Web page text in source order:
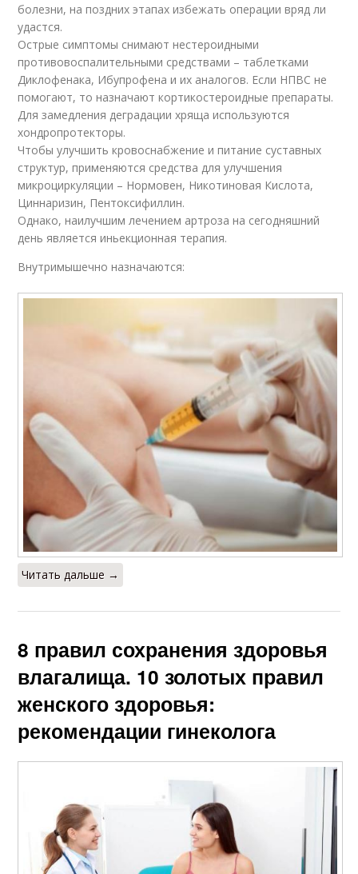
болезни, на поздних этапах избежать операции вряд ли
удастся.
Острые симптомы снимают нестероидными
противовоспалительными средствами – таблетками
Диклофенака, Ибупрофена и их аналогов. Если НПВС не
помогают, то назначают кортикостероидные препараты.
Для замедления деградации хряща используются
хондропротекторы.
Чтобы улучшить кровоснабжение и питание суставных
структур, применяются средства для улучшения
микроциркуляции – Нормовен, Никотиновая Кислота,
Циннаризин, Пентоксифиллин.
Однако, наилучшим лечением артроза на сегодняшний
день является иньекционная терапия.
Внутримышечно назначаются:
Читать дальше →
8 правил сохранения здоровья
влагалища. 10 золотых правил
женского здоровья:
рекомендации гинеколога